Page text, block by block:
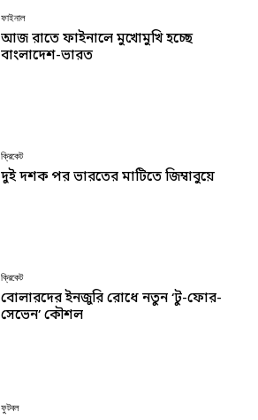
ফাইনাল
আজ রাতে ফাইনালে মুখোমুখি হচ্ছে
বাংলাদেশ-ভারত
ক্রিকেট
দুই দশক পর ভারতের মাটিতে জিম্বাবুয়ে
ক্রিকেট
বোলারদের ইনজুরি রোধে নতুন ‘টু-ফোর-
সেভেন’ কৌশল
ফুটবল